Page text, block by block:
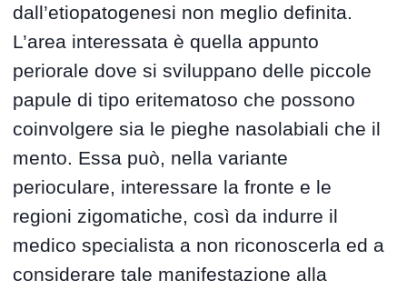
dall’etiopatogenesi non meglio definita.
L’area interessata è quella appunto
periorale dove si sviluppano delle piccole
papule di tipo eritematoso che possono
coinvolgere sia le pieghe nasolabiali che il
mento. Essa può, nella variante
perioculare, interessare la fronte e le
regioni zigomatiche, così da indurre il
medico specialista a non riconoscerla ed a
considerare tale manifestazione alla